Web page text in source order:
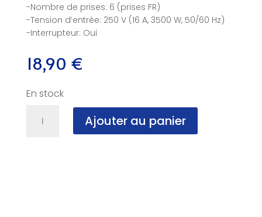
-Nombre de prises: 6 (prises FR)
-Tension d’entrée: 250 V (16 A, 3500 W, 50/60 Hz)
-Interrupteur: Oui
18,90 €
En stock
Ajouter au panier